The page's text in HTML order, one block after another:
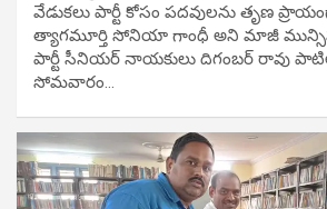
వేడుక‌లు పార్టీ కోసం ప‌ద‌వుల‌ను తృణ
త్యాగమూర్తి సోనియా గాంధీ అని మాజీ
పార్టీ సీనియ‌ర్ నాయ‌కులు దిగంబ‌ర్ రావు
సోమవారం…